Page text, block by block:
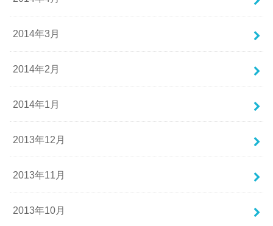
2014年3月
2014年2月
2014年1月
2013年12月
2013年11月
2013年10月